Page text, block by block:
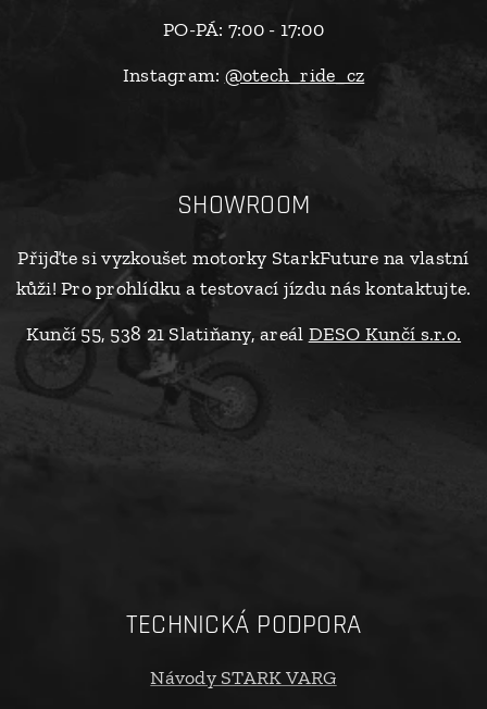
PO-PÁ: 7:00 - 17:00
Instagram: @otech_ride_cz
SHOWROOM
Přijďte si vyzkoušet motorky StarkFuture na vlastní
kůži! Pro prohlídku a testovací jízdu nás kontaktujte.
Kunčí 55, 538 21 Slatiňany, areál DESO Kunčí s.r.o.
TECHNICKÁ PODPORA
Návody STARK VARG